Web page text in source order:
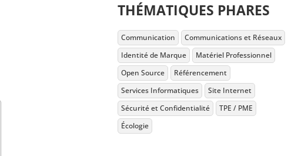
THÉMATIQUES PHARES
Communication
Communications et Réseaux
Identité de Marque
Matériel Professionnel
Open Source
Référencement
Services Informatiques
Site Internet
Sécurité et Confidentialité
TPE / PME
Écologie